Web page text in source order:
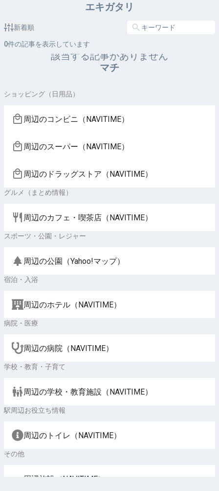
エキガタリ
新着順
0件の記事を表示しています
該当する記事がありません
マチ
ショッピング（日用品）
周辺のコンビニ（NAVITIME）
周辺のスーパー（NAVITIME）
周辺のドラッグストア（NAVITIME）
グルメ（まとめ情報）
周辺のカフェ・喫茶店（NAVITIME）
スポーツ・公園・レジャー
周辺の公園（Yahoo!マップ）
宿泊・入浴
周辺のホテル（NAVITIME）
病院・医療
周辺の病院（NAVITIME）
学校・教育・子育て
周辺の学校・教育施設（NAVITIME）
駅周辺お役立ち情報
周辺のトイレ（NAVITIME）
その他
周辺施設（NAVITIME）